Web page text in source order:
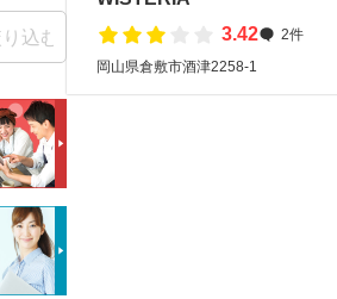
3.42
2件
岡山県倉敷市酒津2258-1